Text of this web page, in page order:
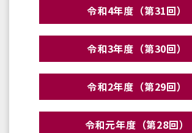
令和4年度（第31回）
令和3年度（第30回）
令和2年度（第29回）
令和元年度（第28回）